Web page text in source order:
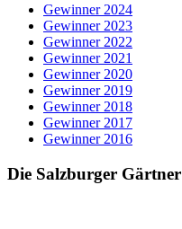
Gewinner 2024
Gewinner 2023
Gewinner 2022
Gewinner 2021
Gewinner 2020
Gewinner 2019
Gewinner 2018
Gewinner 2017
Gewinner 2016
Die Salzburger Gärtner